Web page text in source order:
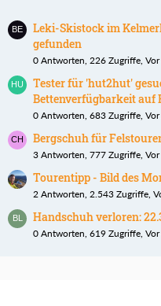
Leki-Skistock im
gefunden
0 Antworten, 226 Zugriffe,
Tester für 'hut2hut'
Bettenverfügbarkeit auf
0 Antworten, 683 Zugriffe,
Bergschuh für
3 Antworten, 777 Zugriffe,
Tourentipp - Bild des
2 Antworten, 2.543 Zugriffe,
Handschuh verloren:
0 Antworten, 619 Zugriffe,